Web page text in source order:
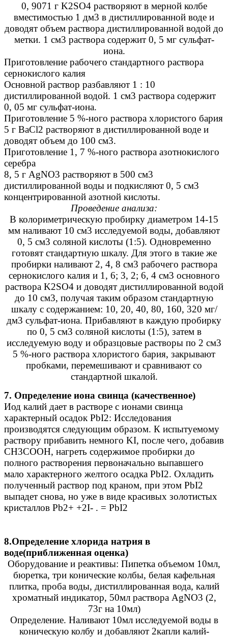
0, 9071 г K2SO4 растворяют в мерной колбе
вместимостью 1 дм3 в дистиллированной воде и
доводят объем раствора дистиллированной водой до
метки. 1 см3 раствора содержит 0, 5 мг сульфат-
иона.
Приготовление рабочего стандартного раствора
сернокислого калия
Основной раствор разбавляют 1 : 10
дистиллированной водой. 1 см3 раствора содержит
0, 05 мг сульфат-иона.
Приготовление 5 %-ного раствора хлористого бария
5 г ВаСl2 растворяют в дистиллированной воде и
доводят объем до 100 см3.
Приготовление 1, 7 %-ного раствора азотнокислого
серебра
8, 5 г AgNO3 растворяют в 500 см3
дистиллированной воды и подкисляют 0, 5 см3
концентрированной азотной кислоты.
Проведение анализа:
В колориметрическую пробирку диаметром 14-15
мм наливают 10 см3 исследуемой воды, добавляют
0, 5 см3 соляной кислоты (1:5). Одновременно
готовят стандартную шкалу. Для этого в такие же
пробирки наливают 2, 4, 8 см3 рабочего раствора
сернокислого калия и 1, 6; 3, 2; 6, 4 см3 основного
раствора K2SO4 и доводят дистиллированной водой
до 10 см3, получая таким образом стандартную
шкалу с содержанием: 10, 20, 40, 80, 160, 320 мг/
дм3 сульфат-иона. Прибавляют в каждую пробирку
по 0, 5 см3 соляной кислоты (1:5), затем в
исследуемую воду и образцовые растворы по 2 см3
5 %-ного раствора хлористого бария, закрывают
пробками, перемешивают и сравнивают со
стандартной шкалой.
7. Определение иона свинца (качественное)
Иод калий дает в растворе с ионами свинца
характерный осадок PbI2: Исследования
производятся следующим образом. К испытуемому
раствору прибавить немного KI, после чего, добавив
CH3COOH, нагреть содержимое пробирки до
полного растворения первоначально выпавшего
мало характерного желтого осадка PbI2. Охладить
полученный раствор под краном, при этом PbI2
выпадет снова, но уже в виде красивых золотистых
кристаллов Pb2+ +2I- . = PbI2
8.Определение хлорида натрия в
воде(приближенная оценка)
Оборудование и реактивы: Пипетка объемом 10мл,
бюретка, три конические колбы, белая кафельная
плитка, проба воды, дистиллированная вода, калий
хроматный индикатор, 50мл раствора AgNO3 (2,
73г на 10мл)
Определение. Наливают 10мл исследуемой воды в
коническую колбу и добавляют 2капли калий-